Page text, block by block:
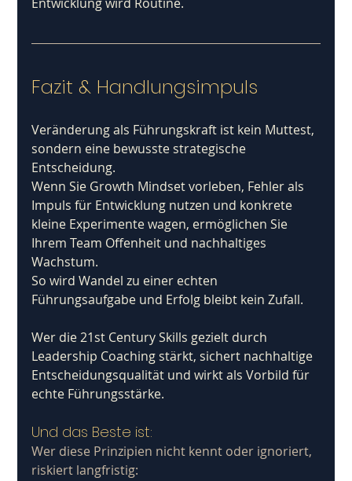
Fazit & Handlungsimpuls
Veränderung als Führungskraft ist kein Muttest,
sondern eine bewusste strategische
Entscheidung.
Wenn Sie Growth Mindset vorleben, Fehler als
Impuls für Entwicklung nutzen und konkrete
kleine Experimente wagen, ermöglichen Sie
Ihrem Team Offenheit und nachhaltiges
Wachstum.
So wird Wandel zu einer echten
Führungsaufgabe und Erfolg bleibt kein Zufall.
Wer die 21st Century Skills gezielt durch
Leadership Coaching stärkt, sichert nachhaltige
Entscheidungsqualität und wirkt als Vorbild für
echte Führungsstärke.
Und das Beste ist:
Wer diese Prinzipien nicht kennt oder ignoriert,
riskiert langfristig: